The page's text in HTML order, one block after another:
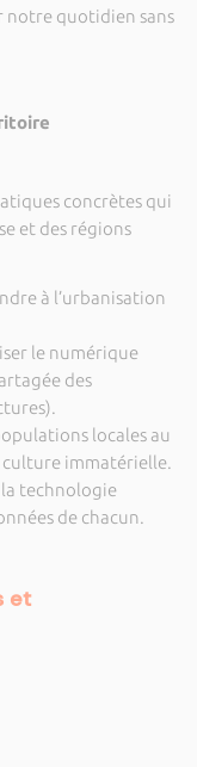
notre quotidien sans
concrètes qui
et des régions
à l’urbanisation
le numérique
des
locales au
immatérielle.
la technologie
de chacun.
et